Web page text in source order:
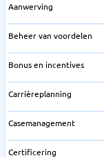
Aanwerving
Beheer van voordelen
Bonus en incentives
Carrièreplanning
Casemanagement
Certificering